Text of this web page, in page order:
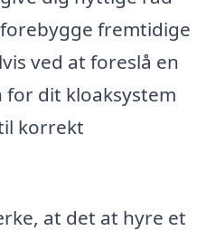
fremtidige
ved at foreslå en
for dit kloaksystem
korrekt
at det at hyre et